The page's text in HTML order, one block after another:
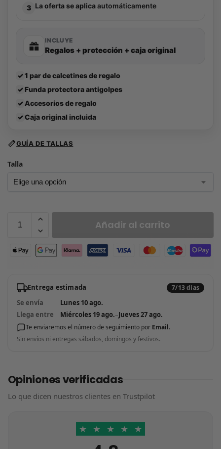
3 La oferta se aplicaautomáticamente
INCLUYE
Regalos + protección + caja original
✓1 par de calcetines de regalo
✓ Funda protectora antigolpes
✓ Accesorios de regalo
✓Caja original incluida
GUÍA DE TALLAS
Talla
Añadir al carrito
Entrega estimada 7/13 días
Se envía
Lunes 10 ago.
Llega entre
Miércoles 19 ago.–Jueves 27 ago.
Te enviaremos el número de seguimiento por Email.
Sin envíos ni entregas sábados, domingos y festivos.
Opiniones verificadas
Lo que dicen nuestros clientes en Trustpilot
★ ★ ★ ★ ★